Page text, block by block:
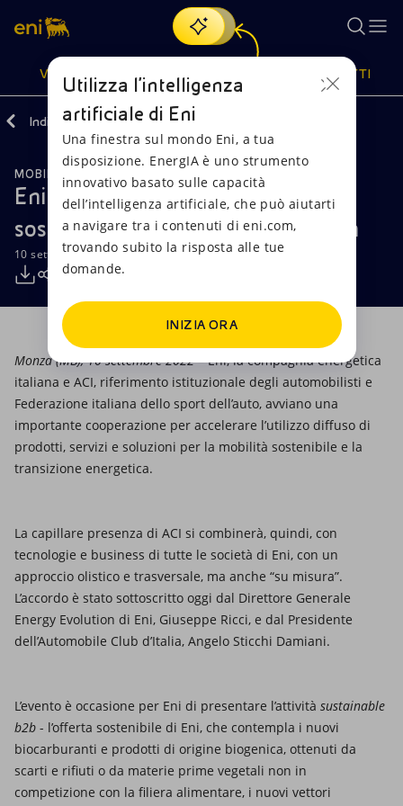
Cerca
scopri EnergIA, la nostra nuova soluzione di intelligenza
artificiale.
VISIONE
Visione
Mission e valori
Persone e Partnership
Net Zero
Modello satellitare
Energia accessibile
Innovazione
Azioni
Diversificazione energetica
Tecnologie per la transizione
Collaborazioni per l'innovazione
Attività nel mondo
PRODOTTI
Prodotti
Casa
Imprese
Mobilità
Indietro Media Comunicati Stampa
MOBILITÀ SOSTENIBILE
Eni e ACI fanno team per mobilità
sostenibile e transizione energetica
10 settembre 2022 - 11:45 CEST
Monza (MB), 10 settembre 2022– Eni, la compagnia energetica
italiana e ACI, riferimento istituzionale degli automobilisti e
Federazione italiana dello sport dell’auto, avviano una
importante cooperazione per accelerare l’utilizzo diffuso di
prodotti, servizi e soluzioni per la mobilità sostenibile e la
transizione energetica.
La capillare presenza di ACI si combinerà, quindi, con
tecnologie e business di tutte le società di Eni, con un
approccio olistico e trasversale, ma anche “su misura”.
L’accordo è stato sottoscritto oggi dal Direttore Generale
Energy Evolution di Eni, Giuseppe Ricci, e dal Presidente
dell’Automobile Club d’Italia, Angelo Sticchi Damiani.
L’evento è occasione per Eni di presentare l’attività sustainable
b2b - l’offerta sostenibile di Eni, che contempla i nuovi
biocarburanti e prodotti di origine biogenica, ottenuti da
scarti e rifiuti o da materie prime vegetali non in
competizione con la filiera alimentare, i nuovi vettori
Utilizza l'intelligenza
artificiale di Eni
Una finestra sul mondo Eni, a tua
disposizione. EnergIA è uno strumento
innovativo basato sulle capacità
dell’intelligenza artificiale, che può aiutarti
a navigare tra i contenuti di eni.com,
trovando subito la risposta alle tue
domande.
INIZIA ORA